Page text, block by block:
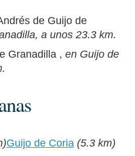
de Guijo de
a unos 23.3 km.
Granadilla , en Guijo de
Guijo de Coria (5.3 km)